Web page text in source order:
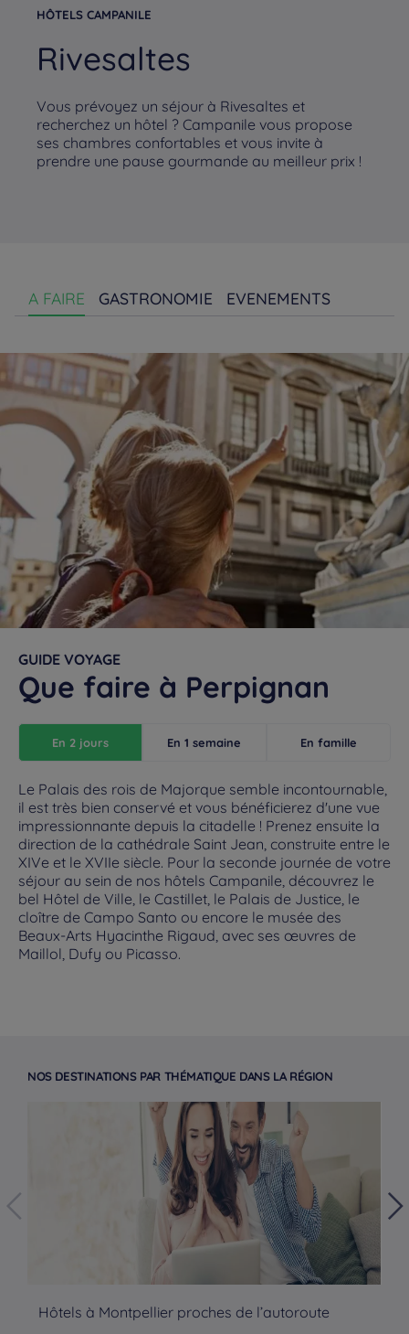
HÔTELS CAMPANILE
Rivesaltes
Vous prévoyez un séjour à Rivesaltes et
recherchez un hôtel ? Campanile vous propose
ses chambres confortables et vous invite à
prendre une pause gourmande au meilleur prix !
A FAIRE GASTRONOMIE EVENEMENTS
GUIDE VOYAGE
Que faire à Perpignan
En 2 jours En 1 semaine En famille
Le Palais des rois de Majorque semble incontournable,
il est très bien conservé et vous bénéficierez d'une vue
impressionnante depuis la citadelle ! Prenez ensuite la
direction de la cathédrale Saint Jean, construite entre le
XIVe et le XVIIe siècle. Pour la seconde journée de votre
séjour au sein de nos hôtels Campanile, découvrez le
bel Hôtel de Ville, le Castillet, le Palais de Justice, le
cloître de Campo Santo ou encore le musée des
Beaux-Arts Hyacinthe Rigaud, avec ses œuvres de
Maillol, Dufy ou Picasso.
NOS DESTINATIONS PAR THÉMATIQUE DANS LA RÉGION
Hôtels à Montpellier proches de l’autoroute